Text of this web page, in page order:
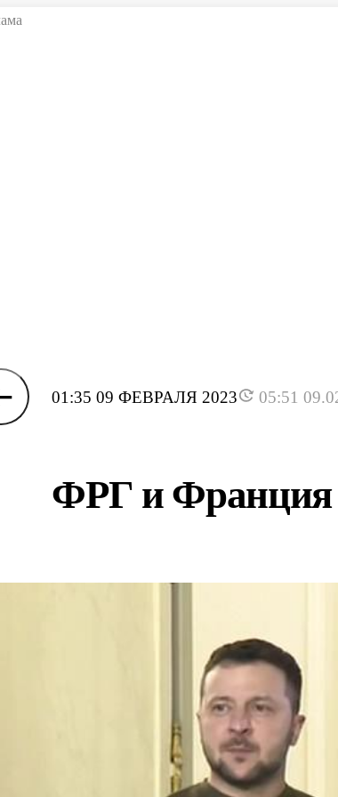
01:35 09 ФЕВРАЛЯ 2023 05:51
ФРГ и Франция